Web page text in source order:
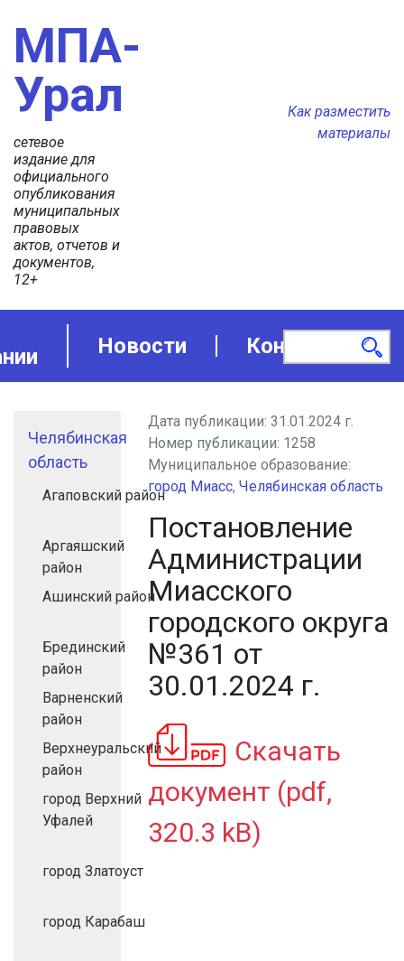
МПА-
Урал
сетевое
издание для
официального
опубликования
муниципальных
правовых
актов, отчетов и
документов,
12+
Как разместить
материалы
Новости Контакты
Челябинская
область
Агаповский район
Аргаяшский
район
Ашинский район
Брединский
район
Варненский
район
Верхнеуральский
район
город Верхний
Уфалей
город Златоуст
город Карабаш
Дата публикации:31.01.2024 г.
Номер публикации: 1258
Муниципальное образование:
город Миасс,Челябинская область
Постановление
Администрации
Миасского
городского округа
№361 от
30.01.2024 г.
Скачать
документ (pdf,
320.3 kB)